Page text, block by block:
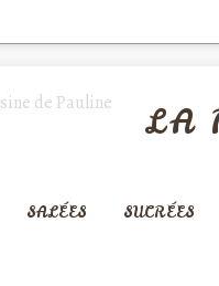
LA
SALÉES SUCRÉES